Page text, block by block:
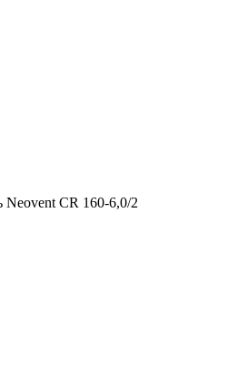
Neovent CR 160-6,0/2